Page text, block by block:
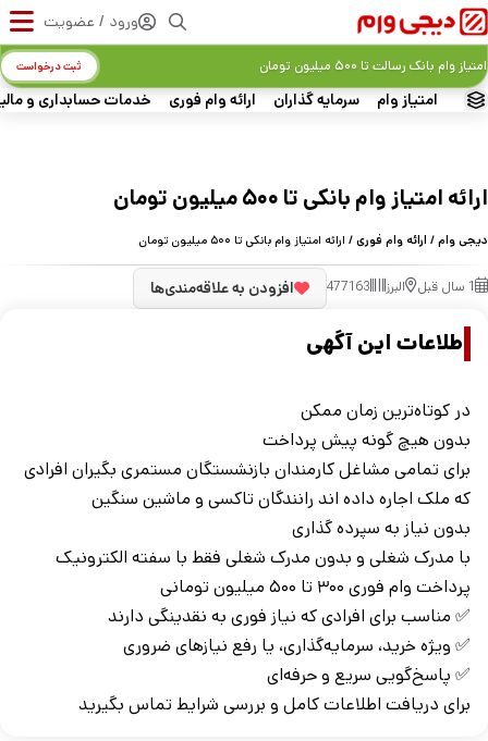
ورود / عضویت
امتیاز وام سرمایه گذاران ارائه وام فوری خدمات حسابداری و
امتیاز وام بانک رسالت تا ۵۰۰ میلیون تومان ثبت درخواست
ارائه امتیاز وام بانکی تا ۵۰۰ میلیون تومان
دیجی وام/ ارائه وام فوری/ ارائه امتیاز وام بانکی تا ۵۰۰ میلیون تومان
1 سال قبل البرز 477163 افزودن به علاقه‌مندی‌ها
اطلاعات این آگهی
در کوتاه‌ترین زمان ممکن
بدون هیچ گونه پیش پرداخت
برای تمامی مشاغل کارمندان بازنشستگان مستمری بگیران افرادی
که ملک اجاره داده اند رانندگان تاکسی و ماشین سنگین
بدون نیاز به سپرده گذاری
با مدرک شغلی و بدون مدرک شغلی فقط با سفته الکترونیک
پرداخت وام فوری ۳۰۰ تا ۵۰۰ میلیون تومانی
✅ مناسب برای افرادی که نیاز فوری به نقدینگی دارند
✅ ویژه خرید، سرمایه‌گذاری، یا رفع نیازهای ضروری
✅ پاسخ‌گویی سریع و حرفه‌ای
برای دریافت اطلاعات کامل و بررسی شرایط تماس بگیرید